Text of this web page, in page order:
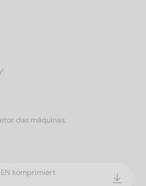
das máquinas.
komprimiert